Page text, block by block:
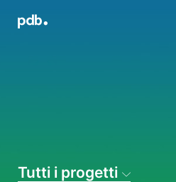
Tutti i progetti